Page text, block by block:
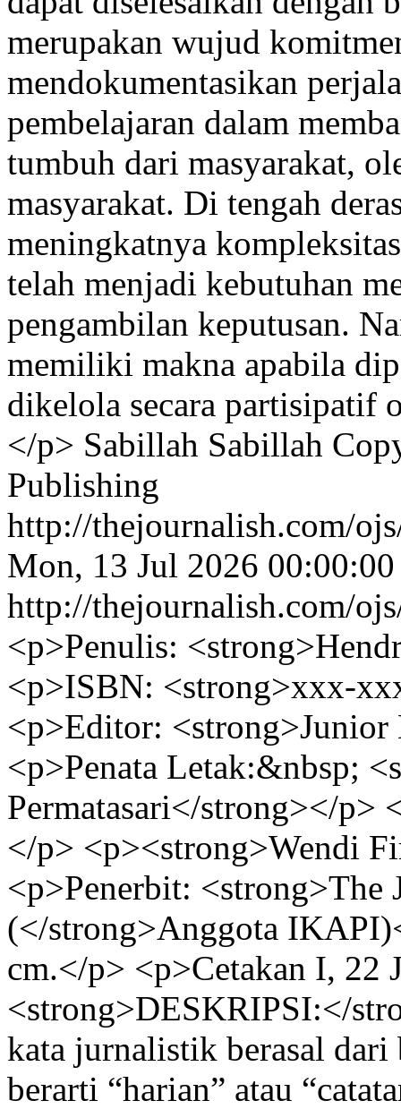
merupakan wujud
mendokumentasikan
pembelajaran dalam
tumbuh dari masyarakat,
masyarakat. Di tengah
meningkatnya
telah menjadi kebutuhan
pengambilan keputusan.
memiliki makna apabila
dikelola secara partisipatif
</p> Sabillah Sabillah
Publishing
http://thejournalish.com/
Mon, 13 Jul 2026
http://thejournalish.com/
<p>Penulis:
<p>ISBN: <strong>xxx-
<p>Editor:
<p>Penata Letak:&nbsp;
Permatasari</strong></p>
</p> <p><strong>Wendi
<p>Penerbit: <strong>The
(</strong>Anggota
cm.</p> <p>Cetakan I, 22
<strong>DESKRIPSI:</
kata jurnalistik berasal
berarti “harian” atau